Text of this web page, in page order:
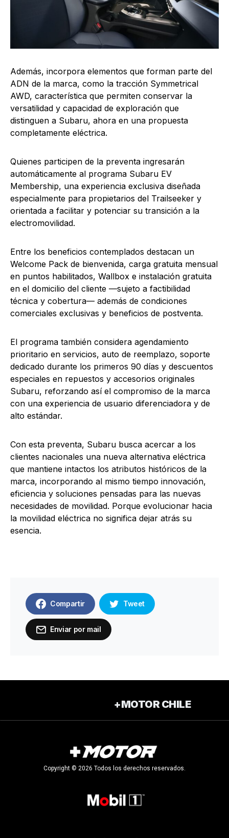
Además, incorpora elementos que forman parte del
ADN de la marca, como la tracción Symmetrical
AWD, característica que permiten conservar la
versatilidad y capacidad de exploración que
distinguen a Subaru, ahora en una propuesta
completamente eléctrica.
Quienes participen de la preventa ingresarán
automáticamente al programa Subaru EV
Membership, una experiencia exclusiva diseñada
especialmente para propietarios del Trailseeker y
orientada a facilitar y potenciar su transición a la
electromovilidad.
Entre los beneficios contemplados destacan un
Welcome Pack de bienvenida, carga gratuita mensual
en puntos habilitados, Wallbox e instalación gratuita
en el domicilio del cliente —sujeto a factibilidad
técnica y cobertura— además de condiciones
comerciales exclusivas y beneficios de postventa.
El programa también considera agendamiento
prioritario en servicios, auto de reemplazo, soporte
dedicado durante los primeros 90 días y descuentos
especiales en repuestos y accesorios originales
Subaru, reforzando así el compromiso de la marca
con una experiencia de usuario diferenciadora y de
alto estándar.
Con esta preventa, Subaru busca acercar a los
clientes nacionales una nueva alternativa eléctrica
que mantiene intactos los atributos históricos de la
marca, incorporando al mismo tiempo innovación,
eficiencia y soluciones pensadas para las nuevas
necesidades de movilidad. Porque evolucionar hacia
la movilidad eléctrica no significa dejar atrás su
esencia.
Compartir Tweet
Enviar por mail
+MOTOR CHILE
Copyright © 2026 Todos los derechos reservados.